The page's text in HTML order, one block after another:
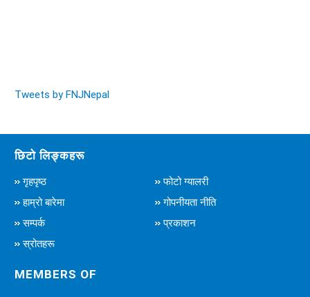
Tweets by FNJNepal
छिटो लिङ्कहरू
गृहपृष्ठ
फोटो ग्यालरी
हाम्रो बारेमा
गोपनीयता नीति
सम्पर्क
प्रकाशन
स्रोतहरू
MEMBERS OF